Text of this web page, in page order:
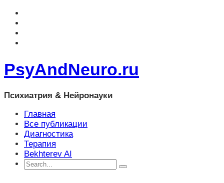
PsyAndNeuro.ru
Психиатрия & Нейронауки
Главная
Все публикации
Диагностика
Терапия
Bekhterev AI